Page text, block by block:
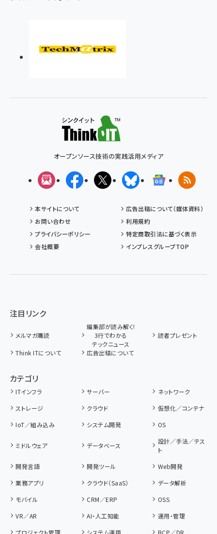
オープンソース技術の実践活用メディア
メルマガFacebookX(エックス)BlueskyGoogleニュ
RSS
本サイトについて
広告出稿について（媒体資料）
お問い合わせ
利用規約
プライバシーポリシー
特定商取引法に基づく表示
会社概要
インプレスグループTOP
注目リンク
メルマガ購読
編集部が読み解く!
3行でわかる
テックニュース
読者プレゼント
Think ITについて 広告出稿について
カテゴリ
ITインフラ サーバー
ネットワーク
ストレージ
クラウド
仮想化／コンテナ
IoT／組み込み
システム開発 OS
ミドルウェア データベース
設計／手法／テス
ト
開発言語
開発ツール
Web開発
業務アプリ
クラウド（SaaS）
データ解析
モバイル
CRM／ERP
OSS
VR／AR
AI・人工知能
運用・管理